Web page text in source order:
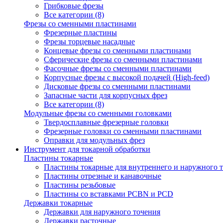
Грибковые фрезы
Все категории (8)
Фрезы со сменными пластинами
Фрезерные пластины
Фрезы торцевые насадные
Концевые фрезы со сменными пластинами
Сферические фрезы со сменными пластинами
Фасочные фрезы со сменными пластинами
Корпусные фрезы с высокой подачей (High-feed)
Дисковые фрезы со сменными пластинами
Запасные части для корпусных фрез
Все категории (8)
Модульные фрезы со сменными головками
Твердосплавные фрезерные головки
Фрезерные головки со сменными пластинами
Оправки для модульных фрез
Инструмент для токарной обработки
Пластины токарные
Пластины токарные для внутреннего и наружного
Пластины отрезные и канавочные
Пластины резьбовые
Пластины со вставками PCBN и PCD
Державки токарные
Державки для наружного точения
Державки расточные